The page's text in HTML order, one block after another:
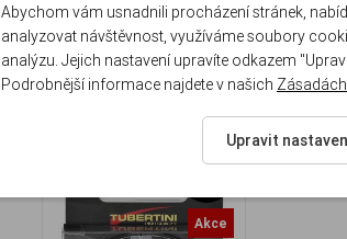
Doporučené Nejlevnější Nejdražší
Akce
Abychom vám usnadnili procházení stránek,
analyzovat návštěvnost, využíváme soubory
analýzu. Jejich nastavení upravíte odkazem
Podrobnější informace najdete v našich
Upravit